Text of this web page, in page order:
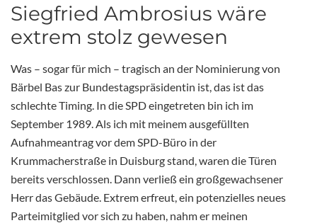
Siegfried Ambrosius wäre
extrem stolz gewesen
Was – sogar für mich – tragisch an der Nominierung von
Bärbel Bas zur Bundestagspräsidentin ist, das ist das
schlechte Timing. In die SPD eingetreten bin ich im
September 1989. Als ich mit meinem ausgefüllten
Aufnahmeantrag vor dem SPD-Büro in der
Krummacherstraße in Duisburg stand, waren die Türen
bereits verschlossen. Dann verließ ein großgewachsener
Herr das Gebäude. Extrem erfreut, ein potenzielles neues
Parteimitglied vor sich zu haben, nahm er meinen